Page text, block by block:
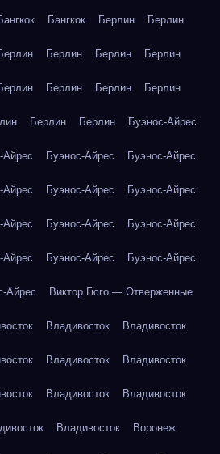
Бангкок Берлин Берлин
Берлин Берлин Берлин
Берлин Берлин Берлин
Берлин Берлин Буэнос-Айрес
Айрес Буэнос-Айрес Буэнос-Айрес
Айрес Буэнос-Айрес Буэнос-Айрес
Айрес Буэнос-Айрес Буэнос-Айрес
Айрес Буэнос-Айрес Буэнос-Айрес
Айрес Виктор Гюго — Отверженные
Владивосток Владивосток
Владивосток Владивосток
Владивосток Владивосток
Владивосток Воронеж